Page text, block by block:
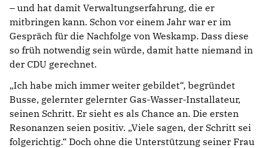
– und hat damit Verwaltungserfahrung, die er
mitbringen kann. Schon vor einem Jahr war er im
Gespräch für die Nachfolge von Weskamp. Dass diese
so früh notwendig sein würde, damit hatte niemand in
der CDU gerechnet.
Ich habe mich immer weiter gebildet“, begründet
Busse, gelernter gelernter Gas-Wasser-Installateur,
seinen Schritt. Er sieht es als Chance an. Die ersten
Resonanzen seien positiv. „Viele sagen, der Schritt sei
folgerichtig.“ Doch ohne die Unterstützung seiner Frau